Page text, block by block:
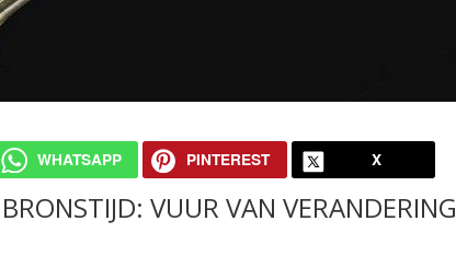
WHATSAPP PINTEREST X
VUUR VAN VERANDERING